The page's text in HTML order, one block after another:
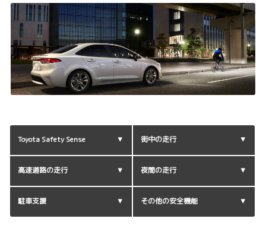
Toyota Safety Sense 街中の走行
高速道路の走行 夜間の走行
駐車支援 その他の安全機能